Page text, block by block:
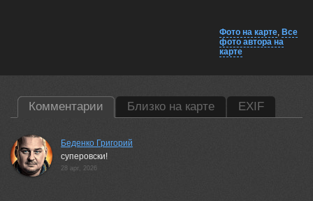
Фото на карте, Все
фото автора на
карте
Комментарии Близко на карте EXIF
Беденко Григорий
суперовски!
28 apr, 2026